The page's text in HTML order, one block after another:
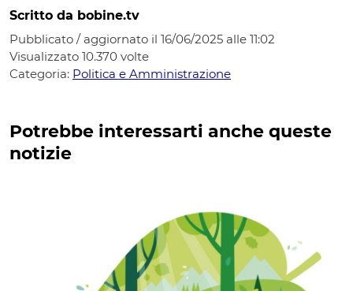
Scritto da bobine.tv
Pubblicato / aggiornato il 16/06/2025 alle 11:02
Visualizzato 10.370 volte
Categoria: Politica e Amministrazione
Potrebbe interessarti anche queste
notizie